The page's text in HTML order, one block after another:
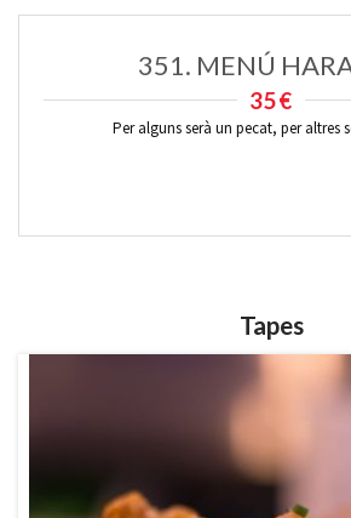
351. MENÚ
35€
Per alguns serà un pecat, per altres
Tapes